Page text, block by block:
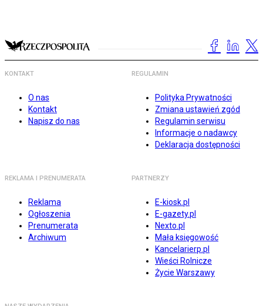
KONTAKT
O nas
Kontakt
Napisz do nas
REGULAMIN
Polityka Prywatności
Zmiana ustawień zgód
Regulamin serwisu
Informacje o nadawcy
Deklaracja dostępności
REKLAMA I PRENUMERATA
Reklama
Ogłoszenia
Prenumerata
Archiwum
PARTNERZY
E-kiosk.pl
E-gazety.pl
Nexto.pl
Mała księgowość
Kancelarierp.pl
Wieści Rolnicze
Życie Warszawy